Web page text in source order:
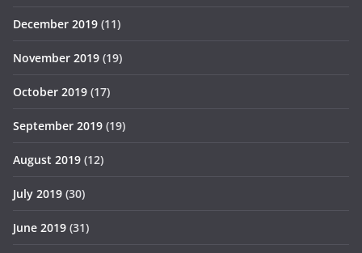
December 2019 (11)
November 2019 (19)
October 2019 (17)
September 2019 (19)
August 2019 (12)
July 2019 (30)
June 2019 (31)